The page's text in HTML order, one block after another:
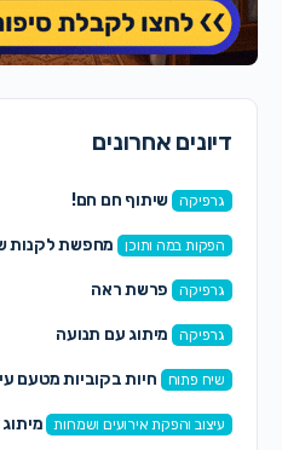
דיונים אחרונים
גרפיקה שיתוף חם חם!
הפקות במה ותוכן מחפשת לקנות
גרפיקה פרשת ראה
גרפיקה מיתוג עם תנועה
שיח פתוח חיות בקוביות מטעם
עיצוב והפקת אירועים ושמחות